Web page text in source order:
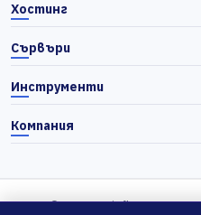
Хостинг
Сървъри
Инструменти
Компания
© 2026 Actiefhost.